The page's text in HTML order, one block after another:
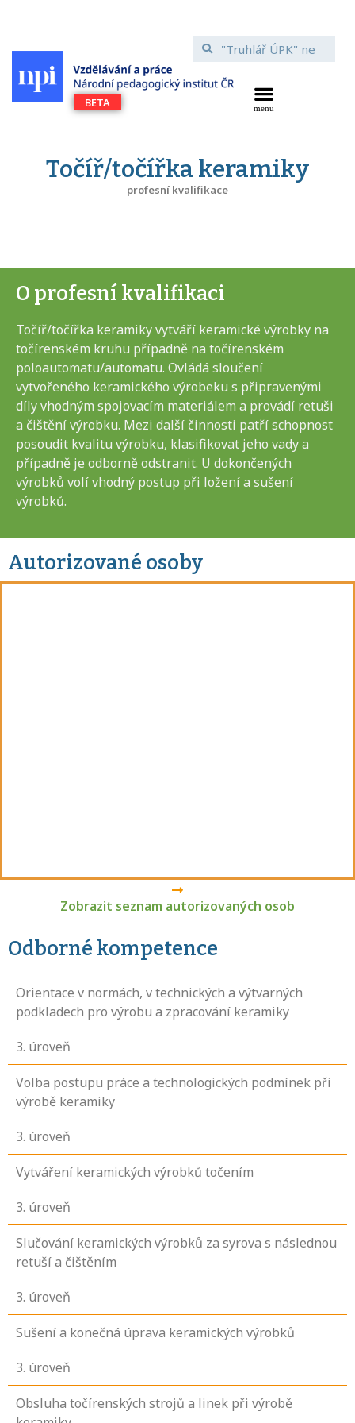
Točíř/točířka keramiky
profesní kvalifikace
O profesní kvalifikaci
Točíř/točířka keramiky vytváří keramické výrobky na
točírenském kruhu případně na točírenském
poloautomatu/automatu. Ovládá sloučení
vytvořeného keramického výrobeku s připravenými
díly vhodným spojovacím materiálem a provádí retuši
a čištění výrobku. Mezi další činnosti patří schopnost
posoudit kvalitu výrobku, klasifikovat jeho vady a
případně je odborně odstranit. U dokončených
výrobků volí vhodný postup při ložení a sušení
výrobků.
Autorizované osoby
Zobrazit seznam autorizovaných osob
Odborné kompetence
Orientace v normách, v technických a výtvarných
podkladech pro výrobu a zpracování keramiky
3. úroveň
Volba postupu práce a technologických podmínek při
výrobě keramiky
3. úroveň
Vytváření keramických výrobků točením
3. úroveň
Slučování keramických výrobků za syrova s následnou
retuší a čištěním
3. úroveň
Sušení a konečná úprava keramických výrobků
3. úroveň
Obsluha točírenských strojů a linek při výrobě